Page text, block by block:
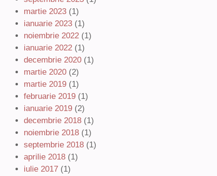
martie 2023 (1)
ianuarie 2023 (1)
noiembrie 2022 (1)
ianuarie 2022 (1)
decembrie 2020 (1)
martie 2020 (2)
martie 2019 (1)
februarie 2019 (1)
ianuarie 2019 (2)
decembrie 2018 (1)
noiembrie 2018 (1)
septembrie 2018 (1)
aprilie 2018 (1)
iulie 2017 (1)